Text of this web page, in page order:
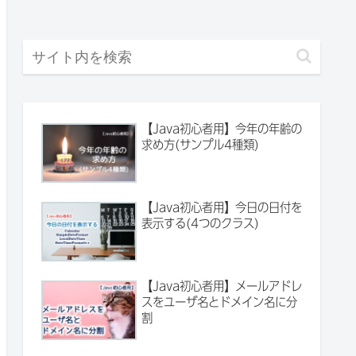
【Java初心者用】今年の年齢の
求め方(サンプル4種類)
【Java初心者用】今日の日付を
表示する(4つのクラス)
【Java初心者用】メールアドレ
スをユーザ名とドメイン名に分
割